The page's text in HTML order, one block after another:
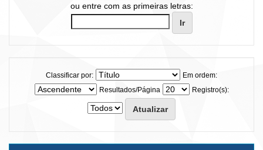
ou entre com as primeiras letras:
Classificar por:
Em ordem:
Resultados/Página
Registro(s):